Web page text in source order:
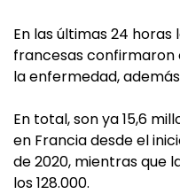
En las últimas 24
francesas confirmaron
la enfermedad,
En total, son ya 15,6
en Francia desde el
de 2020, mientras que
los 128.000.